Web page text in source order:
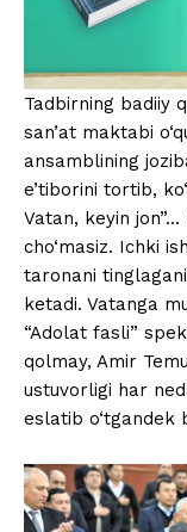
Tadbirning badiiy
san’at maktabi
ansamblining
e’tiborini tortib,
Vatan, keyin jon”…
cho‘masiz. Ichki
taronani
ketadi. Vatanga
“Adolat fasli”
qolmay, Amir
ustuvorligi har
eslatib o‘tgandek